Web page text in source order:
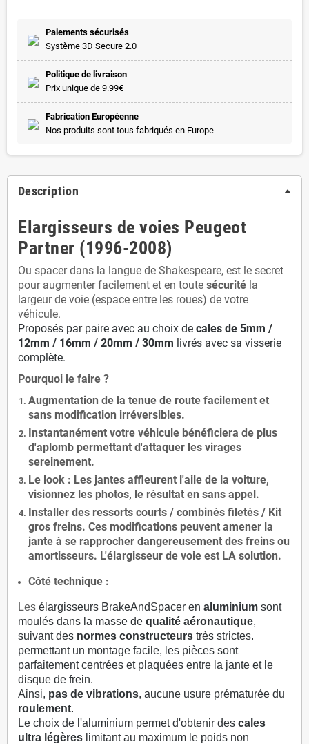
Paiements sécurisés
Système 3D Secure 2.0
Politique de livraison
Prix unique de 9.99€
Fabrication Européenne
Nos produits sont tous fabriqués en Europe
Description
Elargisseurs de voies Peugeot
Partner (1996-2008)
Ou spacer dans la langue de Shakespeare, est le secret
pour augmenter facilement et en toute sécurité la
largeur de voie (espace entre les roues) de votre
véhicule.
Proposés par paire avec au choix de cales de 5mm /
12mm / 16mm / 20mm / 30mm livrés avec sa visserie
complète.
Pourquoi le faire ?
Augmentation de la tenue de route facilement et
sans modification irréversibles.
Instantanément votre véhicule bénéficiera de plus
d'aplomb permettant d'attaquer les virages
sereinement.
Le look : Les jantes affleurent l'aile de la voiture,
visionnez les photos, le résultat en sans appel.
Installer des ressorts courts / combinés filetés / Kit
gros freins. Ces modifications peuvent amener la
jante à se rapprocher dangereusement des freins ou
amortisseurs. L'élargisseur de voie est LA solution.
Côté technique :
Les élargisseurs BrakeAndSpacer en aluminium sont
moulés dans la masse de qualité aéronautique,
suivant des normes constructeurs très strictes.
permettant un montage facile, les pièces sont
parfaitement centrées et plaquées entre la jante et le
disque de frein.
Ainsi, pas de vibrations, aucune usure prématurée du
roulement.
Le choix de l'aluminium permet d'obtenir des cales
ultra légères limitant au maximum le poids non